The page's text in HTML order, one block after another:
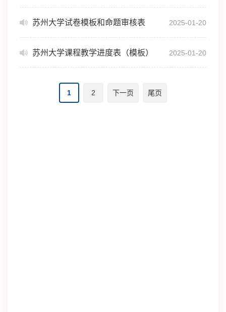
苏州大学试卷模板和命题审核表 2025-01-20
苏州大学课程教学进度表（模板） 2025-01-20
1 2 下一页 尾页